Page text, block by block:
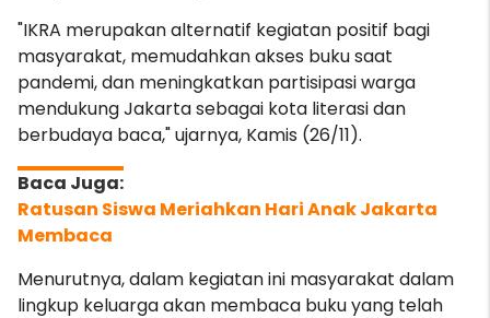
"IKRA merupakan alternatif kegiatan positif bagi
masyarakat, memudahkan akses buku saat
pandemi, dan meningkatkan partisipasi warga
mendukung Jakarta sebagai kota literasi dan
berbudaya baca," ujarnya, Kamis (26/11).
Ratusan Siswa Meriahkan Hari Anak Jakarta
Membaca
Menurutnya, dalam kegiatan ini masyarakat dalam
lingkup keluarga akan membaca buku yang telah